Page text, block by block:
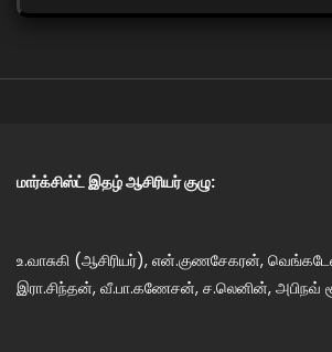
மார்க்சிஸ்ட் இதழ் ஆசிரியர் குழு:
உ.வாசுகி (ஆசிரியர்), என்.குணசேகரன்,
இரா.சிந்தன், வீ.பா.கணேசன், ச.லெனின், அபிநவ்